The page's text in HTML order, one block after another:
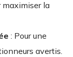
maximiser la
: Pour une
avertis.